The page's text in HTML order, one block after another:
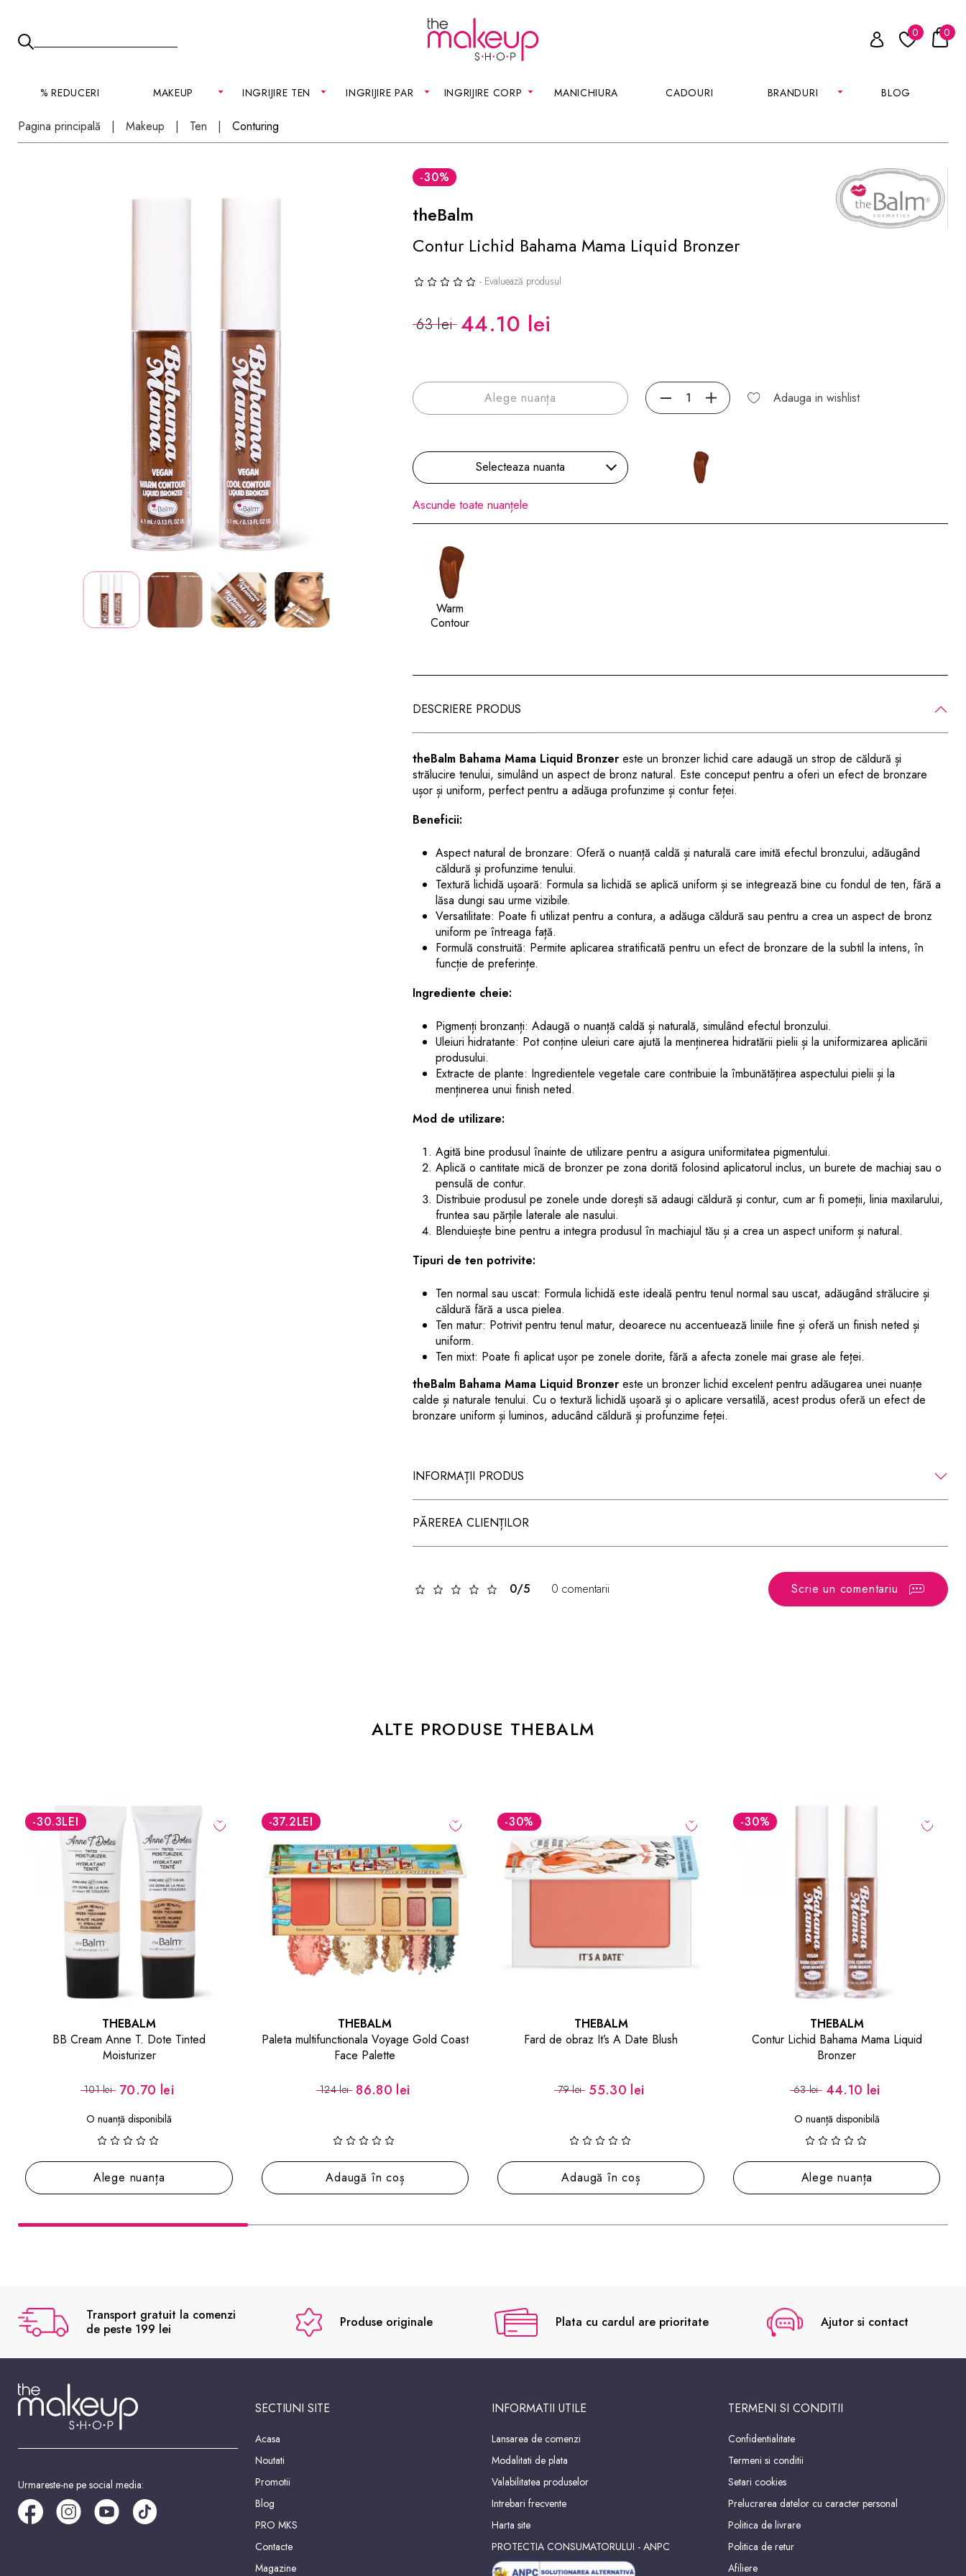
0 0
% REDUCERI MAKEUP INGRIJIRE TEN INGRIJIRE PAR INGRIJIRE CORP MANICHIURA CADOURI BRANDURI BLOG
Pagina principală Makeup Ten Conturing
-30%
theBalm
Contur Lichid Bahama Mama Liquid Bronzer
- Evaluează produsul
63 lei 44.10 lei
Alege nuanța Adauga in wishlist
Selecteaza nuanta
Ascunde toate nuanțele
Warm
Contour
DESCRIERE PRODUS
theBalm Bahama Mama Liquid Bronzer este un bronzer lichid care adaugă un strop de căldură și
strălucire tenului, simulând un aspect de bronz natural. Este conceput pentru a oferi un efect de bronzare
ușor și uniform, perfect pentru a adăuga profunzime și contur feței.
Beneficii:
Aspect natural de bronzare: Oferă o nuanță caldă și naturală care imită efectul bronzului, adăugând
căldură și profunzime tenului.
Textură lichidă ușoară: Formula sa lichidă se aplică uniform și se integrează bine cu fondul de ten, fără a
lăsa dungi sau urme vizibile.
Versatilitate: Poate fi utilizat pentru a contura, a adăuga căldură sau pentru a crea un aspect de bronz
uniform pe întreaga față.
Formulă construită: Permite aplicarea stratificată pentru un efect de bronzare de la subtil la intens, în
funcție de preferințe.
Ingrediente cheie:
Pigmenți bronzanți: Adaugă o nuanță caldă și naturală, simulând efectul bronzului.
Uleiuri hidratante: Pot conține uleiuri care ajută la menținerea hidratării pielii și la uniformizarea aplicării
produsului.
Extracte de plante: Ingredientele vegetale care contribuie la îmbunătățirea aspectului pielii și la
menținerea unui finish neted.
Mod de utilizare:
Agită bine produsul înainte de utilizare pentru a asigura uniformitatea pigmentului.
Aplică o cantitate mică de bronzer pe zona dorită folosind aplicatorul inclus, un burete de machiaj sau o
pensulă de contur.
Distribuie produsul pe zonele unde dorești să adaugi căldură și contur, cum ar fi pomeții, linia maxilarului,
fruntea sau părțile laterale ale nasului.
Blenduiește bine pentru a integra produsul în machiajul tău și a crea un aspect uniform și natural.
Tipuri de ten potrivite:
Ten normal sau uscat: Formula lichidă este ideală pentru tenul normal sau uscat, adăugând strălucire și
căldură fără a usca pielea.
Ten matur: Potrivit pentru tenul matur, deoarece nu accentuează liniile fine și oferă un finish neted și
uniform.
Ten mixt: Poate fi aplicat ușor pe zonele dorite, fără a afecta zonele mai grase ale feței.
theBalm Bahama Mama Liquid Bronzer este un bronzer lichid excelent pentru adăugarea unei nuanțe
calde și naturale tenului. Cu o textură lichidă ușoară și o aplicare versatilă, acest produs oferă un efect de
bronzare uniform și luminos, aducând căldură și profunzime feței.
INFORMAȚII PRODUS
PĂREREA CLIENȚILOR
0/5 0 comentarii Scrie un comentariu
ALTE PRODUSE THEBALM
-37.2LEI
THEBALM
Paleta multifunctionala Voyage Gold Coast
Face Palette
124 lei 86.80 lei
Adaugă în coș
-30%
THEBALM
Fard de obraz It’s A Date Blush
79 lei 55.30 lei
Adaugă în coș
-30%
THEBALM
Contur Lichid Bahama Mama Liquid
63 lei 44.10 lei
Alege nuanța
-34.5 LEI
THEBALM
Set Rujuri Lichide Voyage Meet Matt(e)
Hughes Vacay Trop
115 lei 80.50 lei
Adaugă în coș
Transport gratuit la comenzi
de peste 199 lei
Produse originale Plata cu cardul are prioritate Ajutor si contact
Urmareste-ne pe social media:
SECTIUNI SITE
Acasa
Noutati
Promotii
Blog
PRO MKS
Contacte
Magazine
INFORMATII UTILE
Lansarea de comenzi
Modalitati de plata
Valabilitatea produselor
Intrebari frecvente
Harta site
PROTECTIA CONSUMATORULUI - ANPC
TERMENI SI CONDITII
Confidentialitate
Termeni si conditii
Setari cookies
Prelucrarea datelor cu caracter personal
Politica de livrare
Politica de retur
Afiliere